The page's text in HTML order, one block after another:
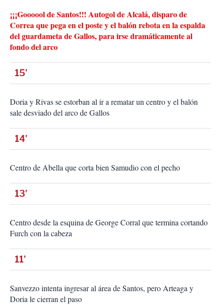
¡¡¡Goooool de Santos!!! Autogol de Alcalá, disparo de
Correa que pega en el poste y el balón rebota en la espalda
del guardameta de Gallos, para irse dramáticamente al
fondo del arco
15'
Doria y Rivas se estorban al ir a rematar un centro y el balón
sale desviado del arco de Gallos
14'
Centro de Abella que corta bien Samudio con el pecho
13'
Centro desde la esquina de George Corral que termina cortando
Furch con la cabeza
11'
Sanvezzo intenta ingresar al área de Santos, pero Arteaga y
Doria le cierran el paso